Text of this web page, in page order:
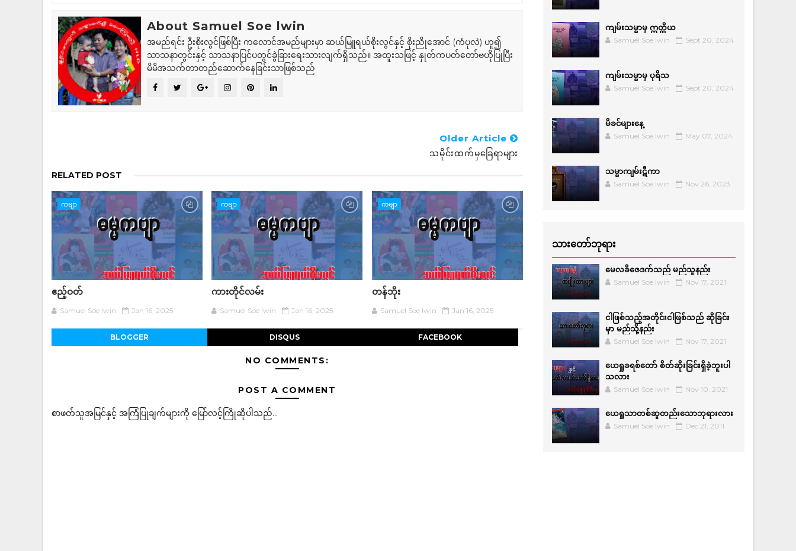
About Samuel Soe lwin
အမည်ရင်း ဦးစိုးလွင်ဖြစ်ပြီး ကလောင်အမည်များမှာ ဆယ်မြူရယ်စိုးလွင်နှင့် စိုးညိုအောင် (ကံပုလဲ) ဟူ၍
သာသနာတွင်းနှင့် သာသနာပြင်ပတွင်ခွဲခြားရေးသားလျက်ရှိသည်။ အထူးသဖြင့် နှုတ်ကပတ်တော်ဗဟိုပြုပြီး
မိမိအသက်တာတည်ဆောက်နေခြင်းသာဖြစ်သည်
Older Article
သမိုင်းထက်မှခြေရာများ
RELATED POST
ကဗျာ
ဧည့်ဝတ်
Samuel Soe lwin Jan 16, 2025
ကဗျာ
ကားတိုင်လမ်း
Samuel Soe lwin Jan 16, 2025
ကဗျာ
တန်ဘိုး
Samuel Soe lwin Jan 16, 2025
BLOGGER DISQUS FACEBOOK
NO COMMENTS:
POST A COMMENT
စာဖတ်သူအမြင်နှင့် အကြံပြုချက်များကို မြော်လင့်ကြိုဆိုပါသည်...
ကျမ်းသမ္မာမှ ဣတ္ထိယ
Samuel Soe lwin Sept 20, 2024
ကျမ်းသမ္မာမှ ပုရိသ
Samuel Soe lwin Sept 20, 2024
မိခင်များနေ့
Samuel Soe lwin May 07, 2024
သမ္မာကျမ်းဋီကာ
Samuel Soe lwin Nov 26, 2023
သားတော်ဘုရား
မေလခိဇေဒက်သည် မည်သူနည်း
Samuel Soe lwin Nov 17, 2021
ငါဖြစ်သည့်အတိုင်းငါဖြစ်သည် ဆိုခြင်း
မှာ မည်သို့နည်း
Samuel Soe lwin Nov 17, 2021
ယေရှုခရစ်တော် စိတ်ဆိုးခြင်းရှိခဲ့ဘူးပါ
သလား
Samuel Soe lwin Nov 10, 2021
ယေရှုသာတစ်ဆူတည်းသောဘုရားလား
Samuel Soe lwin Dec 21, 2011